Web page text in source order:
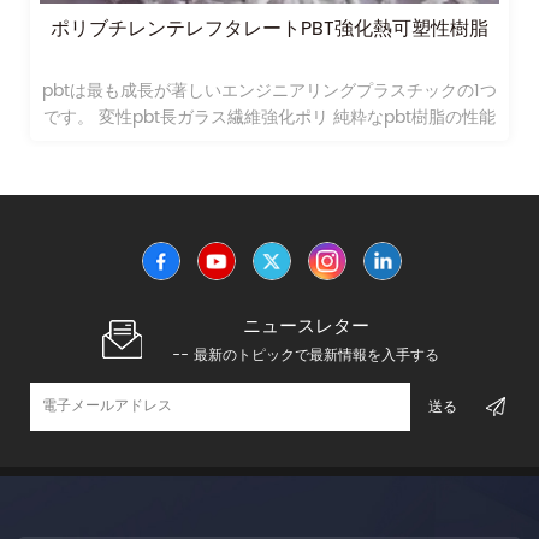
1つ
性能
ガラス長繊維ポリブチレンテレフタレートpbtプラ
ガラス長繊維ポリブチレンテレフタレートpbtプラスチッ
素材lgf40
ニュースレター
-- 最新のトピックで最新情報を入手する